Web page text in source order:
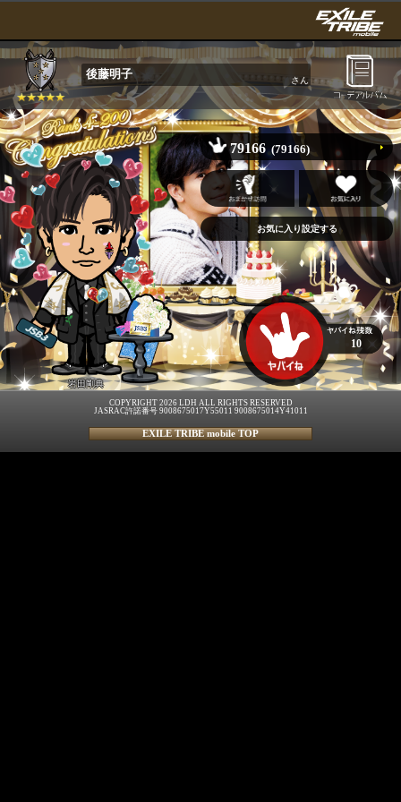
後藤明子 さん
岩田剛典
79166 (79166)
10
COPYRIGHT 2026 LDH ALL RIGHTS RESERVED
JASRAC許諾番号 9008675017Y55011 9008675014Y41011
EXILE TRIBE mobile TOP